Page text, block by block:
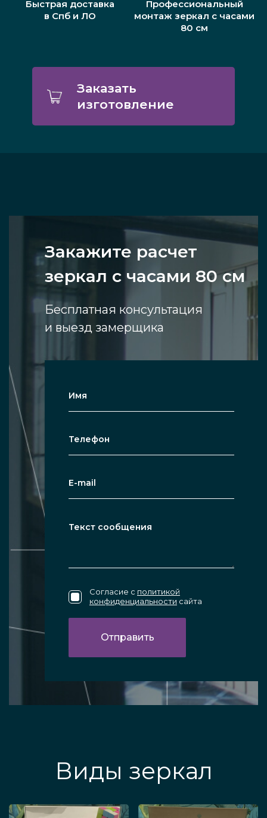
Быстрая доставка
в Спб и ЛО
Профессиональный
монтаж зеркал с часами
80 см
Заказать
изготовление
Закажите расчет
зеркал с часами 80 см
Бесплатная консультация
и выезд замерщика
Согласие с политикой
конфиденциальности сайта
Виды зеркал